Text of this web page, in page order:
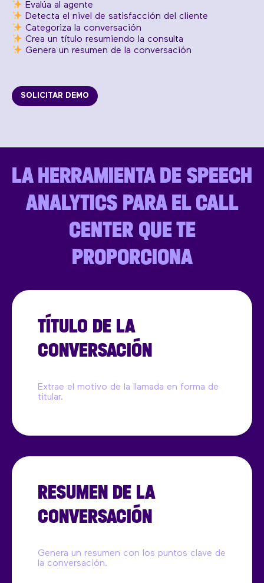
Evalúa al agente
Detecta el nivel de satisfacción del cliente
Categoriza la conversación
Crea un título resumiendo la consulta
Genera un resumen de la conversación
SOLICITAR DEMO
LA HERRAMIENTA DE SPEECH
ANALYTICS PARA EL CALL
CENTER QUE TE
PROPORCIONA
TÍTULO DE LA
CONVERSACIÓN
Extrae el motivo de la llamada en forma de
titular.
RESUMEN DE LA
CONVERSACIÓN
Genera un resumen con los puntos clave de
la conversación.